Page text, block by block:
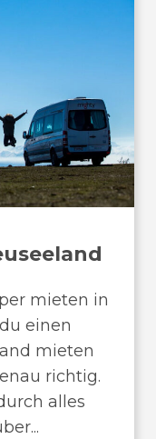
mieten in
einen
mieten
richtig.
alles